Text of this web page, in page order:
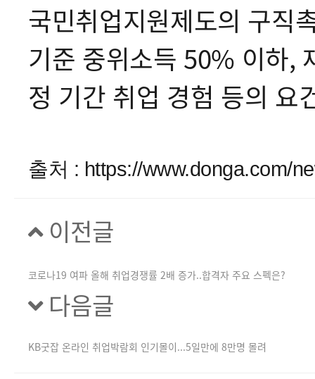
국민취업지원제도의 구직
기준 중위소득 50% 이하,
정 기간 취업 경험 등의 요
출처 : https://www.donga.com/
이전글
코로나19 여파 올해 취업경쟁률 2배 증가..합격자 주요 스펙은?
다음글
KB굿잡 온라인 취업박람회 인기몰이...5일만에 8만명 몰려